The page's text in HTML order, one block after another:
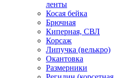
ленты
Косая бейка
Брючная
Киперная, СВЛ
Корсаж
Липучка (велькро)
Окантовка
Размерники